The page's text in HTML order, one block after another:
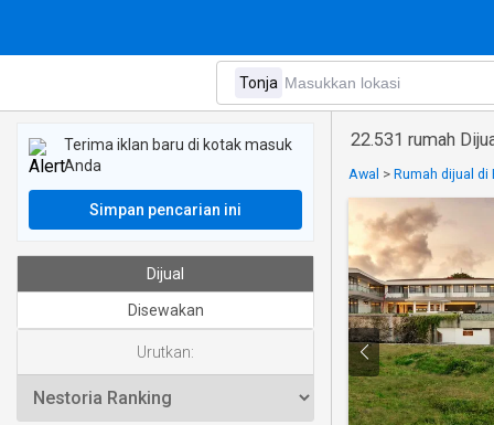
22.531 rumah
Awal > Rumah dijual di
Terima iklan baru di kotak masuk
Anda
Simpan pencarian ini
Dijual
Disewakan
Urutkan: